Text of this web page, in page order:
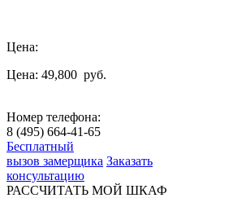
Цена:
Цена: 49,800 руб.
Номер телефона:
8 (495) 664-41-65
Бесплатный
вызов замерщика Заказать
консультацию
РАССЧИТАТЬ МОЙ ШКАФ